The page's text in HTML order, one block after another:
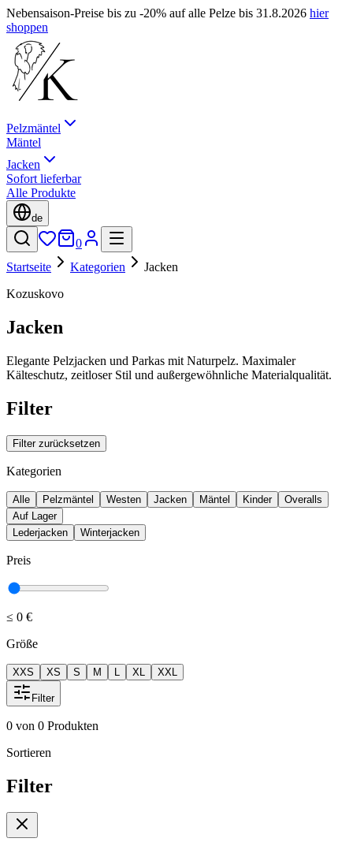
Nebensaison-Preise bis zu -20% auf alle Pelze bis 31.8.2026 hier
shoppen
Pelzmäntel
Mäntel
Jacken
Sofort lieferbar
Alle Produkte
de
0
Startseite
Kategorien
Jacken
Kozuskovo
Jacken
Elegante Pelzjacken und Parkas mit Naturpelz. Maximaler
Kälteschutz, zeitloser Stil und außergewöhnliche Materialqualität.
Filter
Filter zurücksetzen
Kategorien
Alle Pelzmäntel Westen Jacken Mäntel Kinder
Overalls
Auf Lager
Lederjacken
Winterjacken
Preis
≤ 0 €
Größe
XXS XS S M L XL XXL
Filter
0 von 0 Produkten
Sortieren
Filter